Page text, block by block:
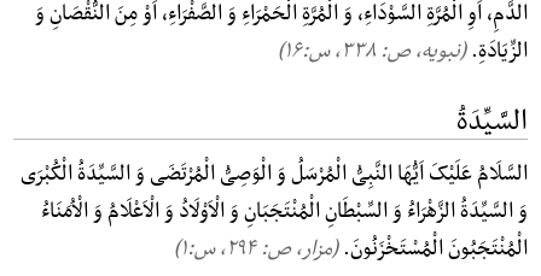
الدَّمِ، اَوِ الْمُرَّةِ السَّوْدَاءِ، وَ الْمُرَّةِ الْحَمْرَاءِ وَ الصَّفْرَاءِ، اَوْ مِنَ النُّقْصَانِ وَ
الزِّیَادَةِ.(نبویه، ص: ۳۳۸, س:۱۶)
السَّیِّدَةُ
السَّلَامُ عَلَیْکَ اَیُّهَا النَّبِیُّ الْمُرْسَلُ وَ الْوَصِیُّ الْمُرْتَضَی وَ السَّیِّدَةُ الْکُبْرَی
وَ السَّیِّدَةُ الزَّهْرَاءُ وَ السِّبْطَانِ الْمُنْتَجَبَانِ وَ الْاَوْلَادُ وَ الْاَعْلَامُ وَ الْاُمَنَاءُ
الْمُنْتَجَبُونَ الْمُسْتَخْزَنُونَ.(مزار، ص: ۲۹۴, س:۱)